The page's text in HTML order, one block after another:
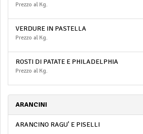
Prezzo al Kg.
VERDURE IN PASTELLA
Prezzo al Kg.
ROSTI DI PATATE E PHILADELPHIA
Prezzo al Kg.
ARANCINI
ARANCINO RAGU' E PISELLI